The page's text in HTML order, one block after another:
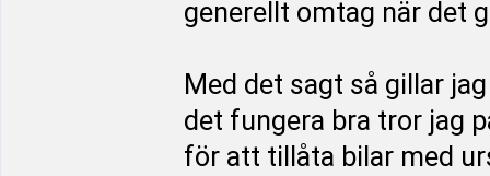
generellt omtag när det
Med det sagt så gillar
det fungera bra tror jag
för att tillåta bilar med